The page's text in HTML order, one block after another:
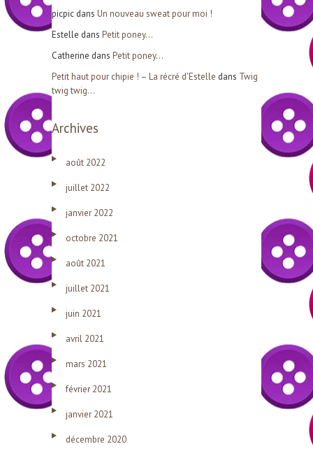
picpic dans Un nouveau sweat pour moi !
Estelle dans Petit poney…
Catherine dans Petit poney…
Petit haut pour chipie ! – La récré d'Estelle dans Twig
twig twig…
Archives
août 2022
juillet 2022
janvier 2022
octobre 2021
août 2021
juillet 2021
juin 2021
avril 2021
mars 2021
février 2021
janvier 2021
décembre 2020